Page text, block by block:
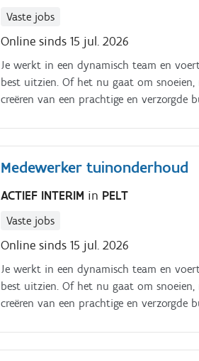
Vaste jobs
Online sinds 15 jul. 2026
Je werkt in een dynamisch team en
best uitzien. Of het nu gaat om
creëren van een prachtige en verzorgde
Medewerker tuinonderhoud
ACTIEF INTERIM in PELT
Vaste jobs
Online sinds 15 jul. 2026
Je werkt in een dynamisch team en
best uitzien. Of het nu gaat om
creëren van een prachtige en verzorgde